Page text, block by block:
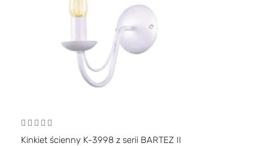
Kinkiet ścienny K-3998 z serii BARTEZ II